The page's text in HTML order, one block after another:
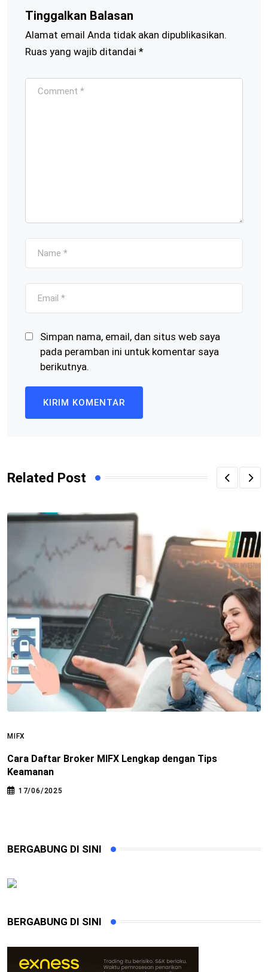
Tinggalkan Balasan
Alamat email Anda tidak akan dipublikasikan.
Ruas yang wajib ditandai *
Simpan nama, email, dan situs web saya
pada peramban ini untuk komentar saya
berikutnya.
Related Post
MIFX
Cara Daftar Broker MIFX Lengkap dengan Tips
Keamanan
17/06/2025
BERGABUNG DI SINI
BERGABUNG DI SINI